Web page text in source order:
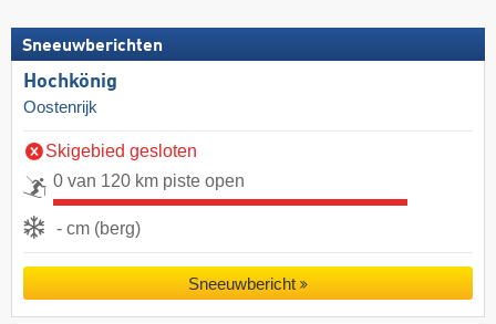
Sneeuwberichten
Hochkönig
Oostenrijk
Skigebied gesloten
0 van 120 km piste open
- cm (berg)
Sneeuwbericht